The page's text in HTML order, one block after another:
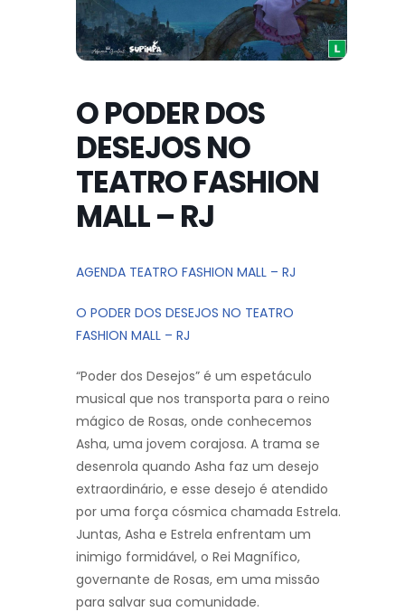
O PODER DOS
DESEJOS NO
TEATRO FASHION
MALL – RJ
AGENDA TEATRO FASHION MALL – RJ
O PODER DOS DESEJOS NO TEATRO
FASHION MALL – RJ
“Poder dos Desejos” é um espetáculo
musical que nos transporta para o reino
mágico de Rosas, onde conhecemos
Asha, uma jovem corajosa. A trama se
desenrola quando Asha faz um desejo
extraordinário, e esse desejo é atendido
por uma força cósmica chamada Estrela.
Juntas, Asha e Estrela enfrentam um
inimigo formidável, o Rei Magnífico,
governante de Rosas, em uma missão
para salvar sua comunidade.